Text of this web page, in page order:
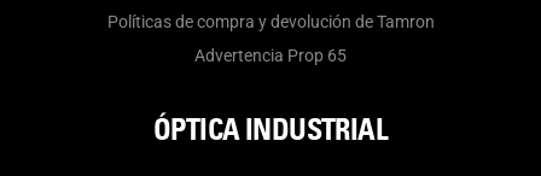
Políticas de compra y devolución de Tamron
Advertencia Prop 65
ÓPTICA INDUSTRIAL